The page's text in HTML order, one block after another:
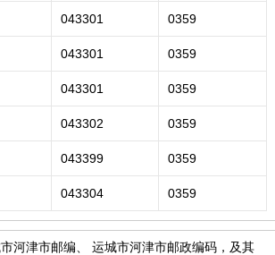
043301 0359
043301 0359
043301 0359
043302 0359
043399 0359
043304 0359
河津市邮编、 运城市河津市邮政编码，及其